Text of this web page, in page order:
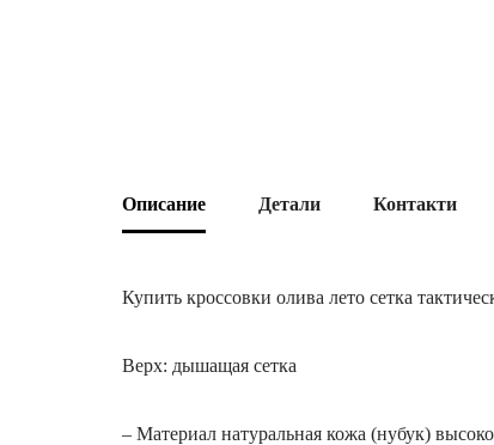
Описание Детали Контакти
Купить кроссовки олива лето сетка
Верх: дышащая сетка
– Материал натуральная кожа (нубук)